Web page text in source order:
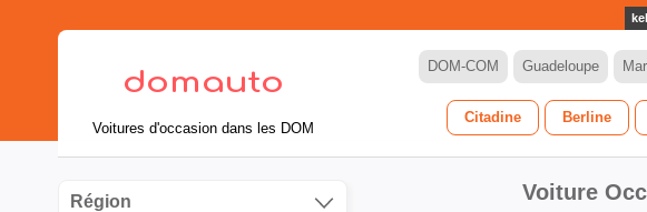
Voitures d'occasion dans les DOM
DOM-COM Guadeloupe
Citadine Berline
Région Voiture